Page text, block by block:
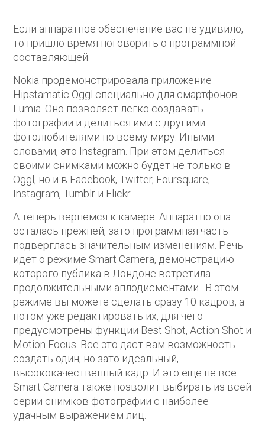
Если аппаратное обеспечение вас не удивило,
то пришло время поговорить о программной
составляющей.
Nokia продемонстрировала приложение
Hipstamatic Oggl специально для смартфонов
Lumia. Оно позволяет легко создавать
фотографии и делиться ими с другими
фотолюбителями по всему миру. Иными
словами, это Instagram. При этом делиться
своими снимками можно будет не только в
Oggl, но и в Facebook, Twitter, Foursquare,
Instagram, Tumblr и Flickr.
А теперь вернемся к камере. Аппаратно она
осталась прежней, зато программная часть
подверглась значительным изменениям. Речь
идет о режиме Smart Camera, демонстрацию
которого публика в Лондоне встретила
продолжительными аплодисментами. В этом
режиме вы можете сделать сразу 10 кадров, а
потом уже редактировать их, для чего
предусмотрены функции Best Shot, Action Shot и
Motion Focus. Все это даст вам возможность
создать один, но зато идеальный,
высококачественный кадр. И это еще не все:
Smart Camera также позволит выбирать из всей
серии снимков фотографии с наиболее
удачным выражением лиц.